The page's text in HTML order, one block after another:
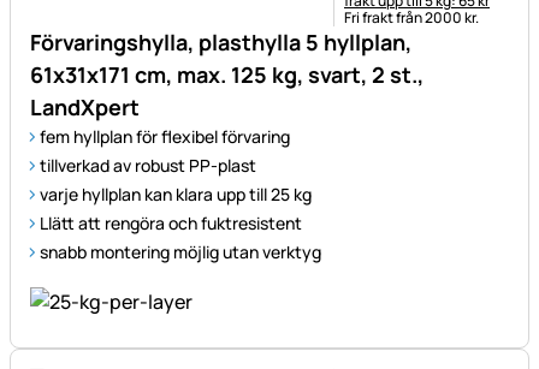
Förvaringshylla, plasthylla 5 hyllplan,
61x31x171 cm, max. 125 kg, svart, 2 st.,
LandXpert
fem hyllplan för flexibel förvaring
tillverkad av robust PP-plast
varje hyllplan kan klara upp till 25 kg
Llätt att rengöra och fuktresistent
snabb montering möjlig utan verktyg
Fri frakt från 2000 kr.